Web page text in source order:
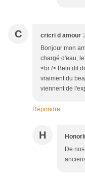
C cricri d amour
Bonjour mon
chargé d'eau,
<br /> Bein dit
vraiment du
viennent de
Répondre
H
De